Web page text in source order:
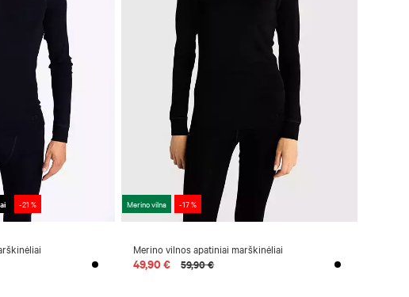
-21 % Merino vilna -17 %
Merino vilnos apatiniai marškinėliai
49,90 € 59,90 €